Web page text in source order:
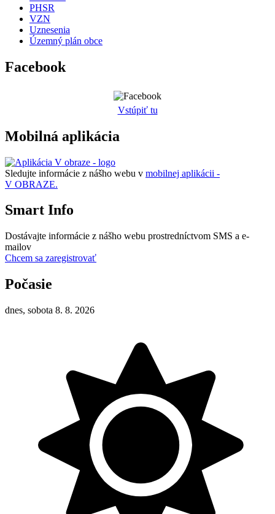
PHSR
VZN
Uznesenia
Územný plán obce
Facebook
Vstúpiť tu
Mobilná aplikácia
Sledujte informácie z nášho webu v mobilnej aplikácii -
V OBRAZE.
Smart Info
Dostávajte informácie z nášho webu prostredníctvom SMS a e-
mailov
Chcem sa zaregistrovať
Počasie
dnes, sobota 8. 8. 2026